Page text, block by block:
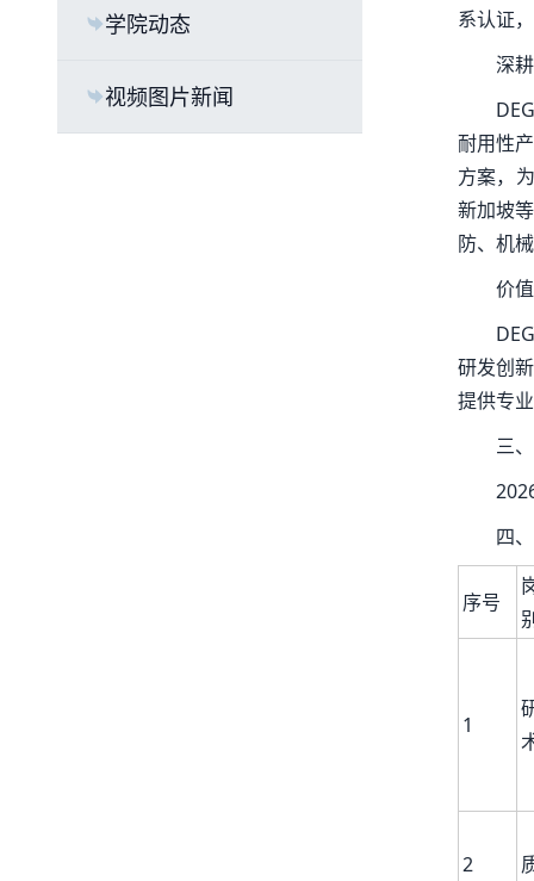
学院动态
视频图片新闻
系认证
深
耐用性
方案，
新加坡
防、机
价
研发创
提供专
三
四
序号
1
2